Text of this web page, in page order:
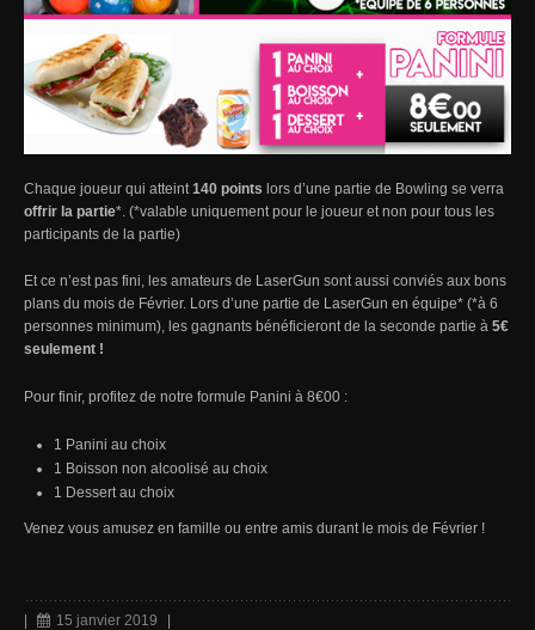
Chaque joueur qui atteint 140 points lors d’une partie de Bowling se verra
offrir la partie*. (*valable uniquement pour le joueur et non pour tous les
participants de la partie)
Et ce n’est pas fini, les amateurs de LaserGun sont aussi conviés aux bons
plans du mois de Février. Lors d’une partie de LaserGun en équipe* (*à 6
personnes minimum), les gagnants bénéficieront de la seconde partie à 5€
seulement !
Pour finir, profitez de notre formule Panini à 8€00 :
1 Panini au choix
1 Boisson non alcoolisé au choix
1 Dessert au choix
Venez vous amusez en famille ou entre amis durant le mois de Février !
| 15 janvier 2019
|